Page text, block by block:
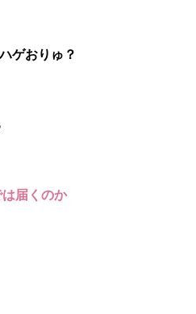
ゲおりゅ？
届くのか